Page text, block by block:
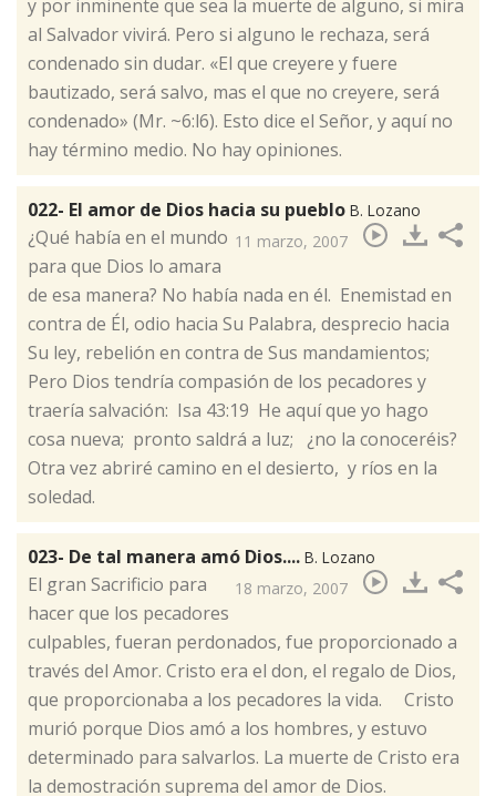
y por inminente que sea la muerte de alguno, si mira
al Salvador vivirá. Pero si alguno le rechaza, será
condenado sin dudar. «El que creyere y fuere
bautizado, será salvo, mas el que no creyere, será
condenado» (Mr. ~6:l6). Esto dice el Señor, y aquí no
hay término medio. No hay opiniones.
022- El amor de Dios hacia su pueblo B. Lozano
11 marzo, 2007
​¿Qué había en el mundo
para que Dios lo amara
de esa manera? No había nada en él. Enemistad en
contra de Él, odio hacia Su Palabra, desprecio hacia
Su ley, rebelión en contra de Sus mandamientos;
Pero Dios tendría compasión de los pecadores y
traería salvación: Isa 43:19 He aquí que yo hago
cosa nueva; pronto saldrá a luz; ¿no la conoceréis?
Otra vez abriré camino en el desierto, y ríos en la
soledad.
023- De tal manera amó Dios.... B. Lozano
18 marzo, 2007
​El gran Sacrificio para
hacer que los pecadores
culpables, fueran perdonados, fue proporcionado a
través del Amor. Cristo era el don, el regalo de Dios,
que proporcionaba a los pecadores la vida. Cristo
murió porque Dios amó a los hombres, y estuvo
determinado para salvarlos. La muerte de Cristo era
la demostración suprema del amor de Dios.